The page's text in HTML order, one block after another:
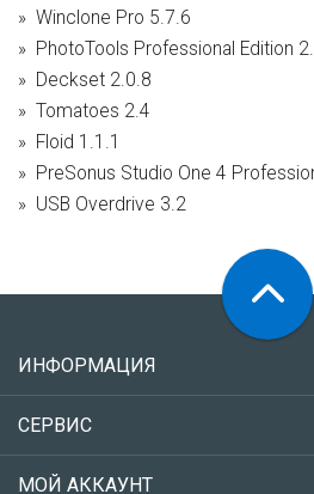
Winclone Pro 5.7.6
PhotoTools Professional Edition
Deckset 2.0.8
Tomatoes 2.4
Floid 1.1.1
PreSonus Studio One 4
USB Overdrive 3.2
ИНФОРМАЦИЯ
СЕРВИС
МОЙ АККАУНТ